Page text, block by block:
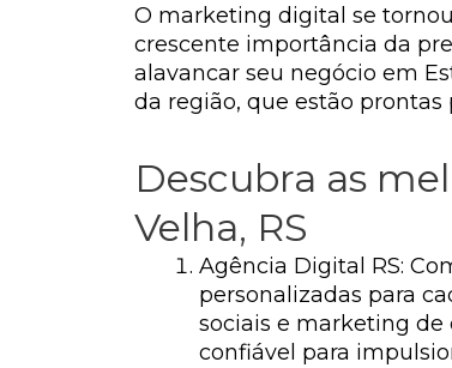
O marketing digital se
crescente importância da
alavancar seu negócio em
da região, que estão
Descubra as
Velha, RS
Agência Digital RS:
personalizadas para
sociais e marketing de
confiável para